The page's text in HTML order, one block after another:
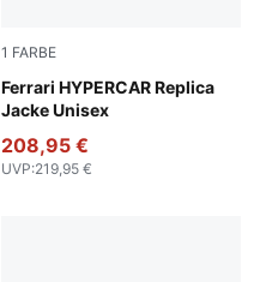
1 FARBE
Ferrari HYPERCAR Replica
Jacke Unisex
PUMA Red
208,95 €
UVP:219,95 €